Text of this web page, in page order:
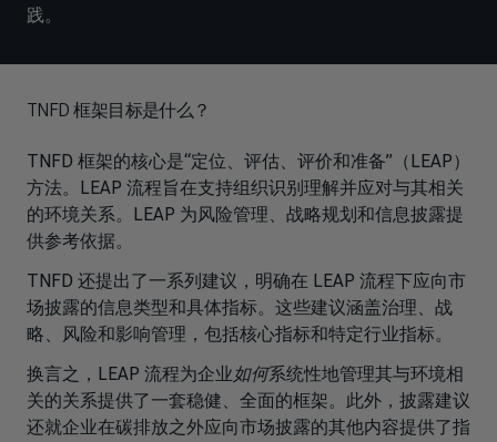
践。
TNFD 框架目标是什么？
TNFD 框架的核心是“定位、评估、评价和准备”（LEAP）
方法。LEAP 流程旨在支持组织识别理解并应对与其相关
的环境关系。LEAP 为风险管理、战略规划和信息披露提
供参考依据。
TNFD 还提出了一系列建议，明确在 LEAP 流程下应向市
场披露的信息类型和具体指标。这些建议涵盖治理、战
略、风险和影响管理，包括核心指标和特定行业指标。
换言之，LEAP 流程为企业如何系统性地管理其与环境相
关的关系提供了一套稳健、全面的框架。此外，披露建议
还就企业在碳排放之外应向市场披露的其他内容提供了指